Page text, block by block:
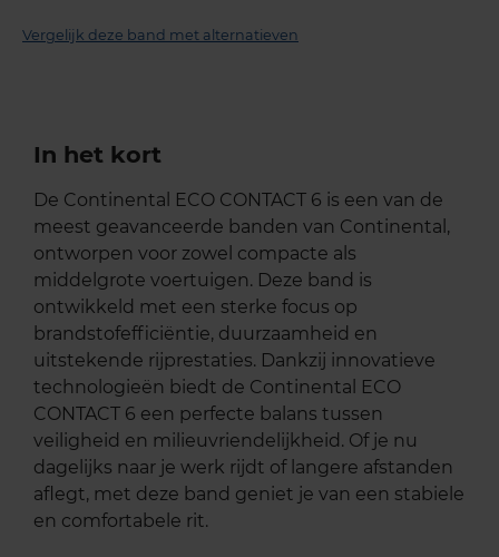
Vergelijk deze band met alternatieven
In het kort
De Continental ECO CONTACT 6 is een van de
meest geavanceerde banden van Continental,
ontworpen voor zowel compacte als
middelgrote voertuigen. Deze band is
ontwikkeld met een sterke focus op
brandstofefficiëntie, duurzaamheid en
uitstekende rijprestaties. Dankzij innovatieve
technologieën biedt de Continental ECO
CONTACT 6 een perfecte balans tussen
veiligheid en milieuvriendelijkheid. Of je nu
dagelijks naar je werk rijdt of langere afstanden
aflegt, met deze band geniet je van een stabiele
en comfortabele rit.